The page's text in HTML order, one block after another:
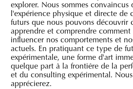
explorer. Nous sommes convaincus
l'expérience physique et directe de
futurs que nous pouvons découvrir
apprendre et comprendre
influencer nos comportements et
actuels. En pratiquant ce type de
expérimentale, une forme d'art
quelque part à la frontière de la
et du consulting expérimental.
apprécierez.